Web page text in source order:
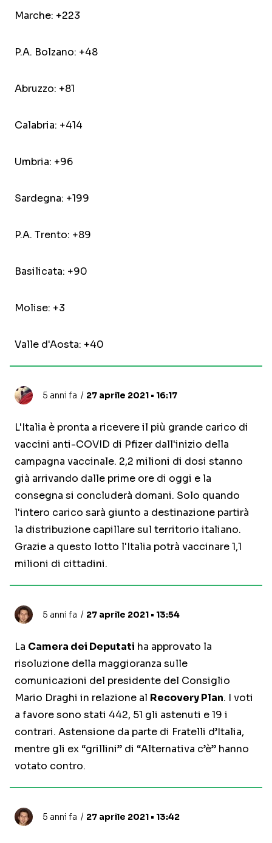
Marche: +223
P.A. Bolzano: +48
Abruzzo: +81
Calabria: +414
Umbria: +96
Sardegna: +199
P.A. Trento: +89
Basilicata: +90
Molise: +3
Valle d'Aosta: +40
5 anni fa 27 aprile 2021 • 16:17
L'Italia è pronta a ricevere il più grande carico di
vaccini anti-COVID di Pfizer dall'inizio della
campagna vaccinale. 2,2 milioni di dosi stanno
già arrivando dalle prime ore di oggi e la
consegna si concluderà domani. Solo quando
l'intero carico sarà giunto a destinazione partirà
la distribuzione capillare sul territorio italiano.
Grazie a questo lotto l'Italia potrà vaccinare 1,1
milioni di cittadini.
5 anni fa 27 aprile 2021 • 13:54
La Camera dei Deputati ha approvato la
risoluzione della maggioranza sulle
comunicazioni del presidente del Consiglio
Mario Draghi in relazione al Recovery Plan. I voti
a favore sono stati 442, 51 gli astenuti e 19 i
contrari. Astensione da parte di Fratelli d’Italia,
mentre gli ex “grillini” di “Alternativa c’è” hanno
votato contro.
5 anni fa 27 aprile 2021 • 13:42